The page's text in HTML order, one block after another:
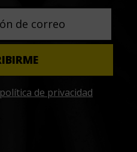
política de privacidad